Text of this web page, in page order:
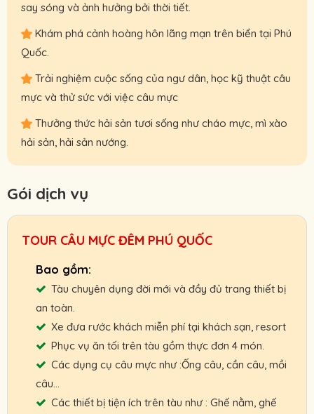
say sóng và ảnh hưởng bởi thời tiết.
Khám phá cảnh hoàng hôn lãng mạn trên biển tại Phú
Quốc.
Trải nghiệm cuộc sống của ngư dân, học kỹ thuật câu
mực và thử sức với việc câu mực
Thưởng thức hải sản tươi sống như cháo mực, mì xào
hải sản, hải sản nướng.
Gói dịch vụ
TOUR CÂU MỰC ĐÊM PHÚ QUỐC
Tàu chuyên dụng đời mới và đầy đủ trang thiết bị
an toàn.
Xe đưa rước khách miễn phí tại khách sạn, resort
Phục vụ ăn tối trên tàu gồm thực đơn 4 món.
Các dụng cụ câu mực như :Ống câu, cần câu, mồi
câu...
Các thiết bị tiện ích trên tàu như : Ghế nằm, ghế